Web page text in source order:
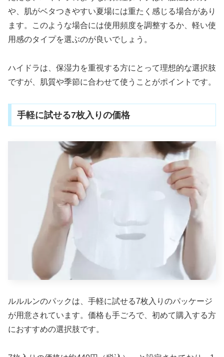
や、肌がベタつきやすい夏場には重たく感じる場合があり
ます。このような場合には使用頻度を調整するか、軽い使
用感のタイプを選ぶのが良いでしょう。
ハイドラは、保湿力を重視する方にとって理想的な選択肢
ですが、肌質や季節に合わせて使うことがポイントです。
手軽に試せる7枚入りの価格
ルルルンのパックは、手軽に試せる7枚入りのパッケージ
が用意されています。価格も手ごろで、初めて購入する方
におすすめの選択肢です。